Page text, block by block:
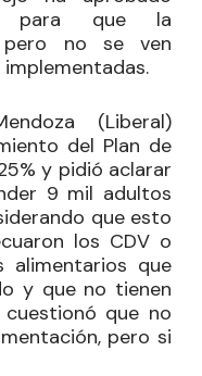
para que la
pero no se ven
(Liberal)
del Plan de
y pidió aclarar
9 mil adultos
que esto
los CDV o
alimentarios que
y que no tienen
cuestionó que no
pero si